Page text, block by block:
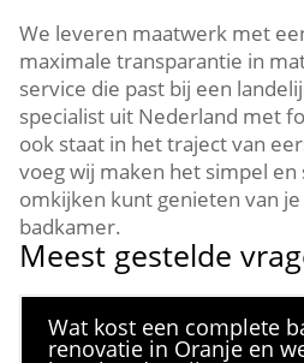
We leveren maatwerk met
maximale transparantie in
service die past bij een
specialist uit Nederland met
ook staat in het traject van
voeg wij maken het simpel
omkijken kunt genieten van
badkamer.
Meest gestelde
Wat kost een complete
renovatie in Oranje en